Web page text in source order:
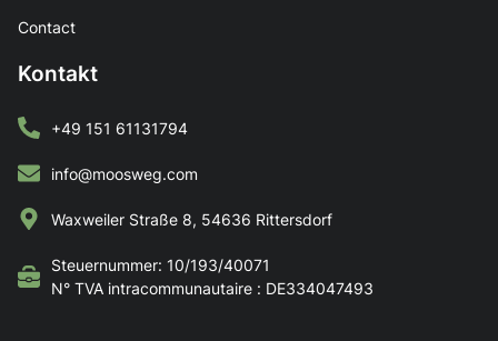
Contact
Kontakt
+49 151 61131794
info@moosweg.com
Waxweiler Straße 8, 54636 Rittersdorf
Steuernummer: 10/193/40071
N° TVA intracommunautaire : DE334047493